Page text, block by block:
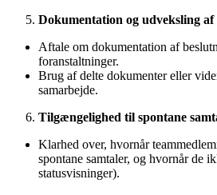
Dokumentation og udveksling af
Aftale om dokumentation af
foranstaltninger.
Brug af delte dokumenter eller
samarbejde.
Tilgængelighed til spontane
Klarhed over, hvornår
spontane samtaler, og hvornår de
statusvisninger).